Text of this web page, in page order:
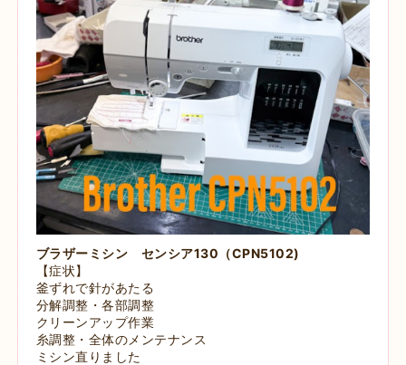
ブラザーミシン センシア130（CPN5102)
【症状】
釜ずれで針があたる
分解調整・各部調整
クリーンアップ作業
糸調整・全体のメンテナンス
ミシン直りました